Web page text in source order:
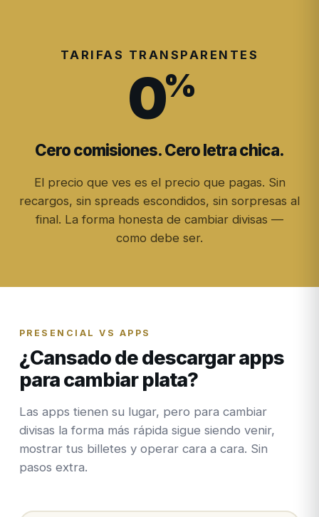
TARIFAS TRANSPARENTES
0%
Cero comisiones. Cero letra chica.
El precio que ves es el precio que pagas. Sin
recargos, sin spreads escondidos, sin sorpresas al
final. La forma honesta de cambiar divisas —
como debe ser.
PRESENCIAL VS APPS
¿Cansado de descargar apps
para cambiar plata?
Las apps tienen su lugar, pero para cambiar
divisas la forma más rápida sigue siendo venir,
mostrar tus billetes y operar cara a cara. Sin
pasos extra.